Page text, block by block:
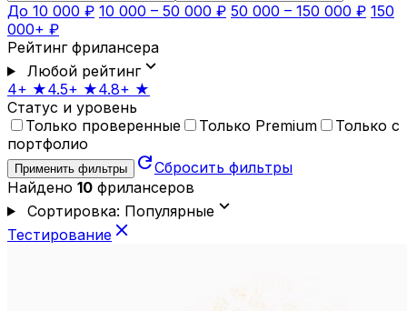
До 10 000 ₽ 10 000 – 50 000 ₽ 50 000 – 150 000 ₽ 150
000+ ₽
Рейтинг фрилансера
Любой рейтингexpand_more
4+ ★4.5+ ★4.8+ ★
Статус и уровень
Только проверенные
Только Premium
Только с
портфолио
Применить фильтры refreshСбросить фильтры
Найдено 10 фрилансеров
Сортировка: Популярныеexpand_more
Тестирование close